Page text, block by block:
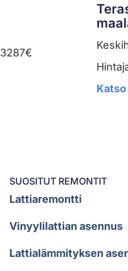
SUOSITUT REMONTIT
Lattiaremontti
Vinyylilattian asennus
Lattialämmityksen